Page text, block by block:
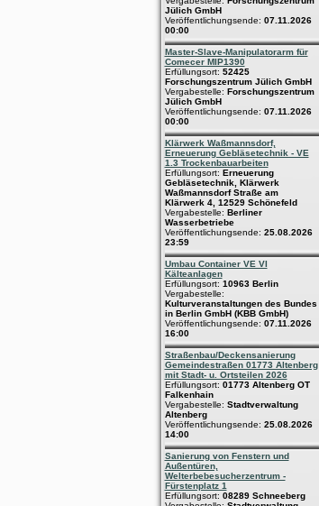
Jülich GmbH
Veröffentlichungsende: 07.11.2026
00:00
Master-Slave-Manipulatorarm für
Comecer MIP1390
Erfüllungsort: 52425
Forschungszentrum Jülich GmbH
Vergabestelle: Forschungszentrum
Jülich GmbH
Veröffentlichungsende: 07.11.2026
00:00
Klärwerk Waßmannsdorf,
Erneuerung Gebläsetechnik - VE
1.3 Trockenbauarbeiten
Erfüllungsort: Erneuerung
Gebläsetechnik, Klärwerk
Waßmannsdorf Straße am
Klärwerk 4, 12529 Schönefeld
Vergabestelle: Berliner
Wasserbetriebe
Veröffentlichungsende: 25.08.2026
23:59
Umbau Container VE VI
Kälteanlagen
Erfüllungsort: 10963 Berlin
Vergabestelle:
Kulturveranstaltungen des Bundes
in Berlin GmbH (KBB GmbH)
Veröffentlichungsende: 07.11.2026
16:00
Straßenbau/Deckensanierung
Gemeindestraßen 01773 Altenberg
mit Stadt- u. Ortsteilen 2026
Erfüllungsort: 01773 Altenberg OT
Falkenhain
Vergabestelle: Stadtverwaltung
Altenberg
Veröffentlichungsende: 25.08.2026
14:00
Sanierung von Fenstern und
Außentüren,
Welterbebesucherzentrum -
Fürstenplatz 1
Erfüllungsort: 08289 Schneeberg